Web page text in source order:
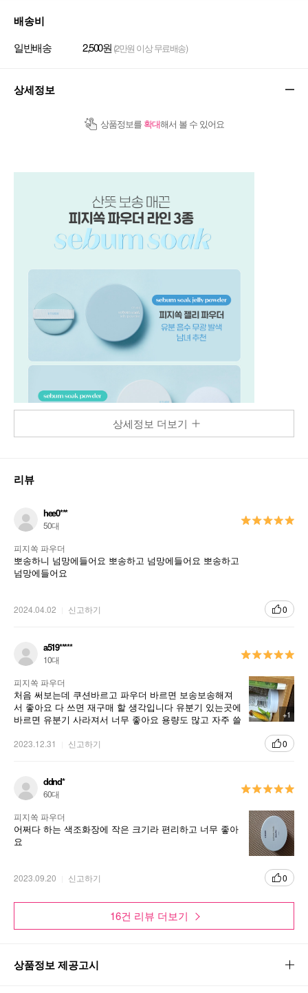
배송비
일반배송 2,500원 (2만원 이상 무료배송)
상세정보
상품정보를 확대해서 볼 수 있어요
상세정보 더보기
리뷰
hee0***
50대
피지쏙 파우더
뽀송하니 넘망에들어요 뽀송하고 넘망에들어요 뽀송하고
넘망에들어요
2024.04.02 신고하기 0
a519*****
10대
+1
피지쏙 파우더
처음 써보는데 쿠션바르고 파우더 바르면 보송보송해져
서 좋아요 다 쓰면 재구매 할 생각입니다 유분기 있는곳에
바르면 유분기 사라져서 너무 좋아요 용량도 많고 자주 쓸
2023.12.31 신고하기 0
ddnd*
60대
피지쏙 파우더
어쩌다 하는 색조화장에 작은 크기라 편리하고 너무 좋아
요
2023.09.20 신고하기 0
16건 리뷰 더보기
상품정보 제공고시